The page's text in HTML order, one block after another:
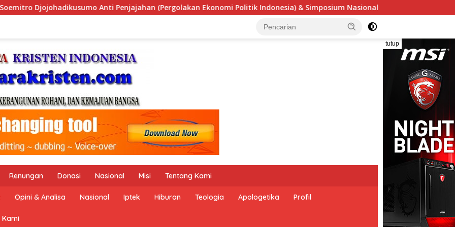
Ekonomi Politik Indonesia) & Simposium Nasional “Urgensi Undang-Undang Perekonomian Nasional dan
tutup
Renungan Donasi Nasional Misi Tentang Kami
Opini & Analisa Nasional Iptek Hiburan Teologia Apologetika Profil
Kami